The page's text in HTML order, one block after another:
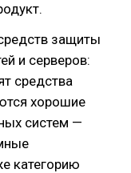
защиты
и серверов:
средства
хорошие
систем —
категорию